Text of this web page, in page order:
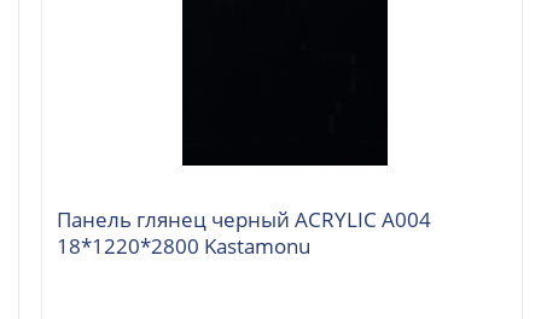
Панель глянец черный ACRYLIC A004
18*1220*2800 Kastamonu